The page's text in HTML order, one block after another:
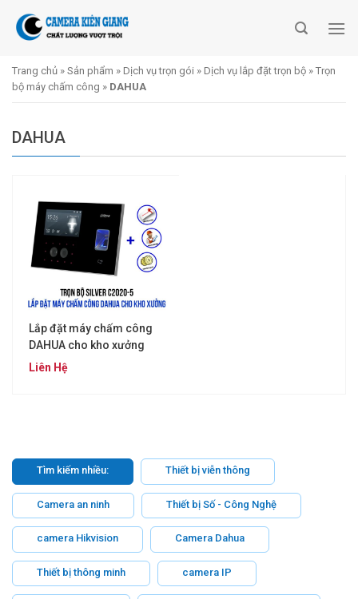
Trang chủ » Sản phẩm » Dịch vụ trọn gói » Dịch vụ lắp đặt trọn bộ » Trọn
bộ máy chấm công » DAHUA
DAHUA
Lắp đặt máy chấm công
DAHUA cho kho xưởng
(SILVER SILVER C2020-5)
Liên Hệ
Tìm kiếm nhiều: Thiết bị viễn thông
Camera an ninh Thiết bị Số - Công Nghệ
camera Hikvision Camera Dahua
Thiết bị thông minh camera IP